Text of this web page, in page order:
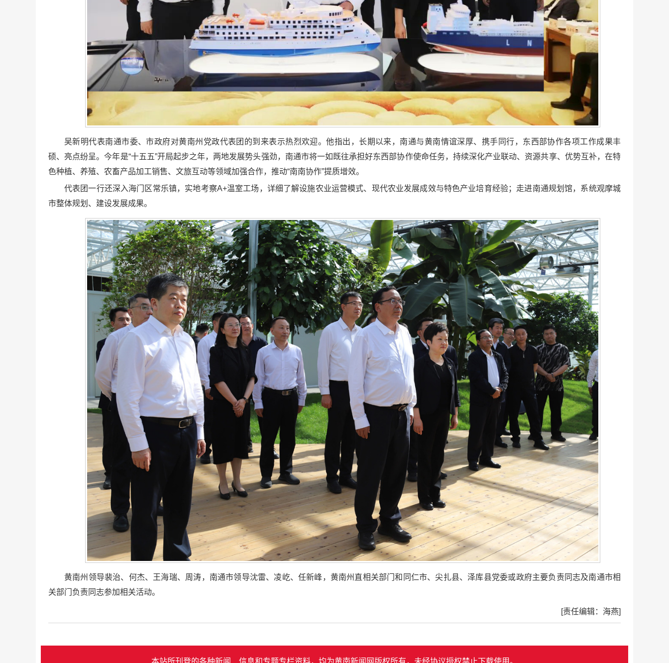
吴新明代表南通市委、市政府对黄南州党政代表团的到来表示热烈欢迎。他指出，长期以来，南通与黄南情谊深厚、携手同行，东西部协作各项工作成果丰
硕、亮点纷呈。今年是“十五五”开局起步之年，两地发展势头强劲，南通市将一如既往承担好东西部协作使命任务，持续深化产业联动、资源共享、优势互补，在特
色种植、养殖、农畜产品加工销售、文旅互动等领域加强合作，推动“南南协作”提质增效。
代表团一行还深入海门区常乐镇，实地考察A+温室工场，详细了解设施农业运营模式、现代农业发展成效与特色产业培育经验；走进南通规划馆，系统观摩城
市整体规划、建设发展成果。
黄南州领导裴治、何杰、王海瑞、周涛，南通市领导沈雷、凌屹、任新峰，黄南州直相关部门和同仁市、尖扎县、泽库县党委或政府主要负责同志及南通市相
关部门负责同志参加相关活动。
[责任编辑：海燕]
本站所刊登的各种新闻﹑信息和专题专栏资料，均为黄南新闻网版权所有，未经协议授权禁止下载使用。